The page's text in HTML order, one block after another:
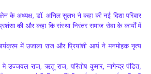
के अध्यक्ष, डॉ. अनिल सुलभ ने कहा की नई दिशा परिवार
की और कहा कि संस्था निरंतर समाज सेवा के कार्यों में
में उजाला राज और प्रियांशी आर्य ने मनमोहक नृत्य
उज्जवल राज, ऋतू राज, परितोष कुमार, नागेन्द्र पंडित,